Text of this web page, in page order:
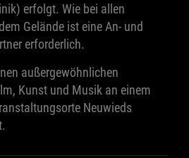
erfolgt. Wie bei allen
Gelände ist eine An- und
erforderlich.
außergewöhnlichen
Kunst und Musik an einem
Neuwieds